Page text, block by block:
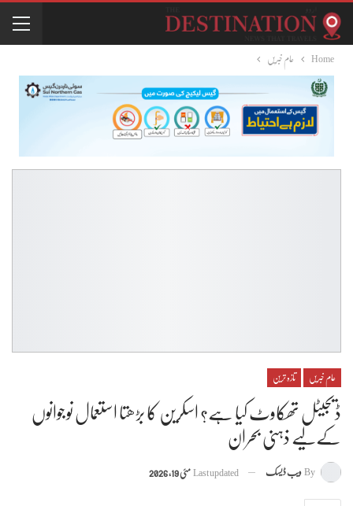
Home عام خبریں
عام خبریں تازہ ترین
ڈیجیٹل تھکاوٹ کیا ہے؟ اسکرین کا بڑھتا استعمال نوجوانوں
کےلیے ذہنی بحران
By ویب ڈیسک Last updated مئی 19, 2026